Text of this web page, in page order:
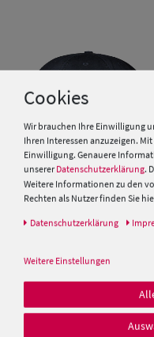
Balke Dockerscap Lakota im
Cookies
Wir brauchen Ihre Einwilligung
Ihren Interessen anzuzeigen.
Einwilligung. Genauere
unserer Datenschutzerklärung.
Weitere Informationen zu den
Rechten als Nutzer finden Sie
Daten­schutz­erklärung
Weitere Einstellungen